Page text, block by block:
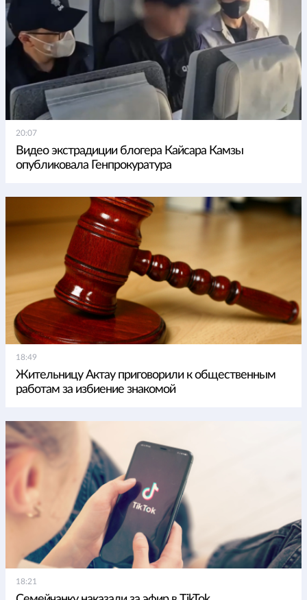
20:07
Видео экстрадиции блогера Кайсара Камзы
опубликовала Генпрокуратура
18:49
Жительницу Актау приговорили к общественным
работам за избиение знакомой
18:21